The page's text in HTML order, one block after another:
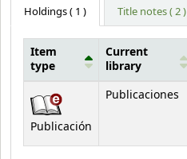
Holdings( 1 ) Title notes ( 2 )
Holdings
Item
type
Current
library
Publicación
Publicaciones